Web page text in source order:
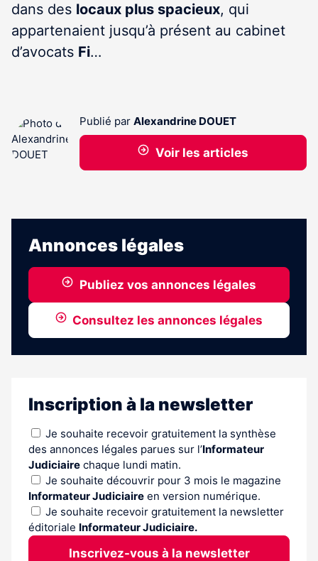
dans des locaux plus spacieux, qui
appartenaient jusqu’à présent au cabinet
d’avocats Fi…
Publié par Alexandrine DOUET
Voir les articles
Annonces légales
Publiez vos annonces légales
Consultez les annonces légales
Inscription à la newsletter
Je souhaite recevoir gratuitement la synthèse
des annonces légales parues sur l’Informateur
Judiciaire chaque lundi matin.
Je souhaite découvrir pour 3 mois le magazine
Informateur Judiciaire en version numérique.
Je souhaite recevoir gratuitement la newsletter
éditoriale Informateur Judiciaire.
Inscrivez-vous à la newsletter